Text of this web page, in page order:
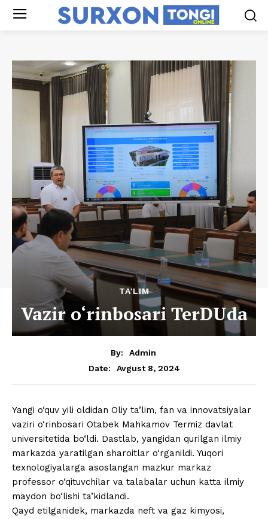
TA'LIM
Vazir o‘rinbosari TerDUda
By:
Admin
Date:
Avgust 8, 2024
Yangi o‘quv yili oldidan Oliy ta’lim, fan va innovatsiyalar
vaziri o‘rinbosari Otabek Mahkamov Termiz davlat
universitetida bo‘ldi. Dastlab, yangidan qurilgan ilmiy
markazda yaratilgan sharoitlar o‘rganildi. Yuqori
texnologiyalarga asoslangan mazkur markaz
professor o‘qituvchilar va talabalar uchun katta ilmiy
maydon bo‘lishi ta’kidlandi.
Qayd etilganidek, markazda neft va gaz kimyosi,